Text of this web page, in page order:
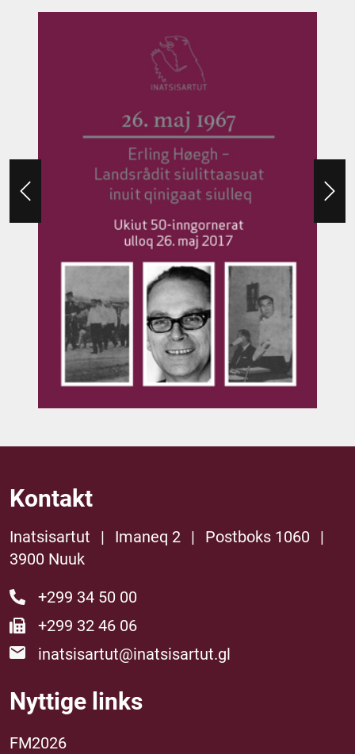
Kontakt
Inatsisartut | Imaneq 2 | Postboks 1060
|
3900 Nuuk
+299 34 50 00
+299 32 46 06
inatsisartut@inatsisartut.gl
Nyttige links
FM2026